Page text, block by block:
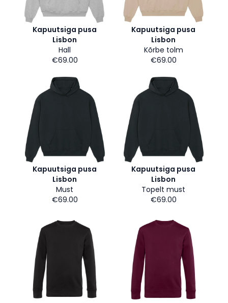
Kapuutsiga pusa
Lisbon
Hall
€69.00
Kapuutsiga pusa
Lisbon
Kõrbe tolm
€69.00
Kapuutsiga pusa
Lisbon
Must
€69.00
Kapuutsiga pusa
Lisbon
Topelt must
€69.00